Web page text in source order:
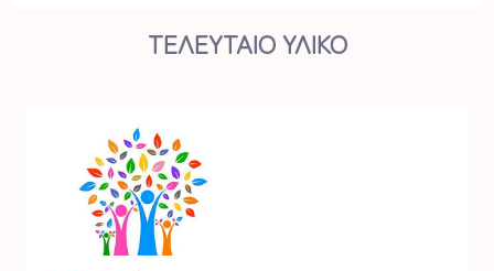
ΤΕΛΕΥΤΑΙΟ ΥΛΙΚΟ